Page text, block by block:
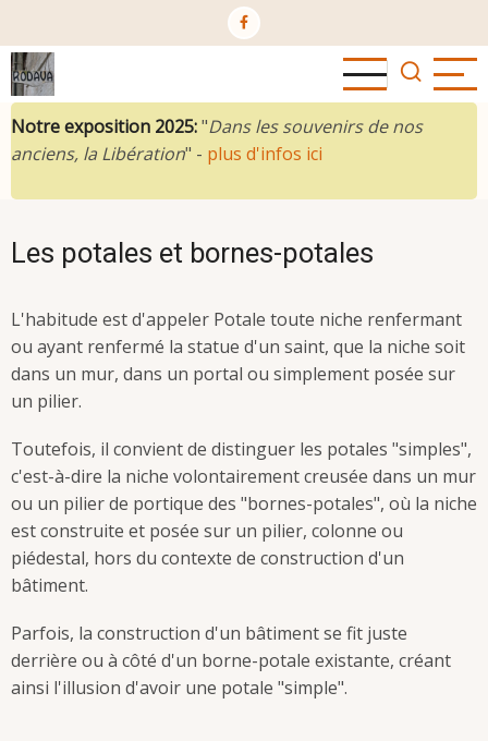
au
contenu
principal
Notre exposition 2025:"Dans les souvenirs de nos
anciens, la Libération" - plus d'infos ici
Les potales et bornes-potales
L'habitude est d'appeler Potale toute niche renfermant
ou ayant renfermé la statue d'un saint, que la niche soit
dans un mur, dans un portal ou simplement posée sur
un pilier.
Toutefois, il convient de distinguer les potales "simples",
c'est-à-dire la niche volontairement creusée dans un mur
ou un pilier de portique des "bornes-potales", où la niche
est construite et posée sur un pilier, colonne ou
piédestal, hors du contexte de construction d'un
bâtiment.
Parfois, la construction d'un bâtiment se fit juste
derrière ou à côté d'un borne-potale existante, créant
ainsi l'illusion d'avoir une potale "simple".